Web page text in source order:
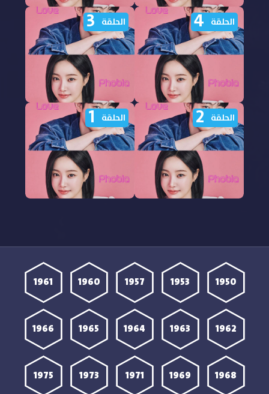
مشاهدة مسلسل Love
Phobia الحلقة 6 مترجمة
مشاهدة مسلسل Love
Phobia الحلقة 5 مترجمة
مشاهدة مسلسل Love
Phobia الحلقة 4 مترجمة
الحلقة 4
مشاهدة مسلسل Love
Phobia الحلقة 3 مترجمة
الحلقة 3
الحلقة 2 الحلقة 1
1950
1953
1957
1960
1961
1962
1963
1964
1965
1966
1968
1969
1971
1973
1975